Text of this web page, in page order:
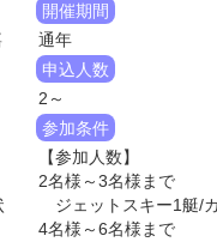
開催期間
通年
申込人数
2～
参加条件
【参加人数】
2名様～3名様まで
ジェットスキー1艇/
4名様～6名様まで